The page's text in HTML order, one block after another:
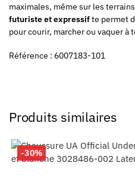
maximales, même sur les
futuriste et expressifte permet
pour courir, marcher ou vaquer
Référence : 6007183-101
Produits similaires
-30%